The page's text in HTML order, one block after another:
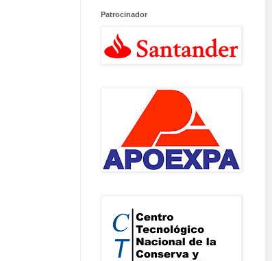
Patrocinador